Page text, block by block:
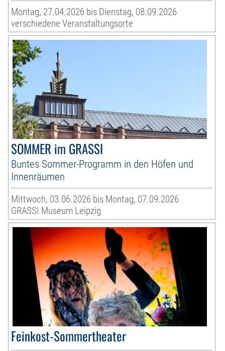
Montag, 27.04.2026 bis Dienstag, 08.09.2026
verschiedene Veranstaltungsorte
SOMMER im GRASSI
Buntes Sommer-Programm in den Höfen und
Innenräumen
Mittwoch, 03.06.2026 bis Montag, 07.09.2026
GRASSI Museum Leipzig
Feinkost-Sommertheater